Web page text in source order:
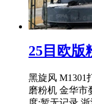
25目欧版
黑旋风 M1301
磨粉机 金华市